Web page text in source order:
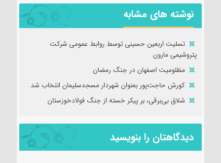
نوشته های مشابه
تسلیت اربعین حسینی توسط روابط عمومی شرکت
پتروشیمی مارون
مظلومیت اصفهان در جنگ رمضان
کورش حاجت‌پور بعنوان شهردار مسجدسلیمان انتخاب شد
شلاق‌ بی‌برقی، بر پیکر خسته‌ از جنگ فولادخوزستان
دیدگاهتان را بنویسید